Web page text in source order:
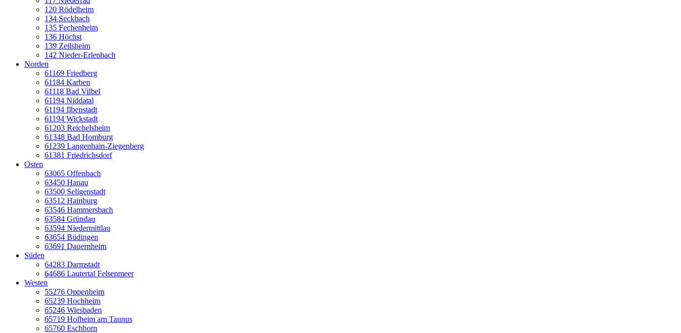
120 Rödelheim
134 Seckbach
135 Fechenheim
136 Höchst
139 Zeilsheim
142 Nieder-Erlenbach
Norden
61169 Friedberg
61184 Karben
61118 Bad Vilbel
61194 Niddatal
61194 Ilbenstadt
61194 Wickstadt
61203 Reichelsheim
61348 Bad Homburg
61239 Langenhain-Ziegenberg
61381 Friedrichsdorf
Osten
63065 Offenbach
63450 Hanau
63500 Seligenstadt
63512 Hainburg
63546 Hammersbach
63584 Gründau
63594 Niedermittlau
63654 Büdingen
63691 Dauernheim
Süden
64283 Darmstadt
64686 Lautertal Felsenmeer
Westen
55276 Oppenheim
65239 Hochheim
65246 Wiesbaden
65719 Hofheim am Taunus
65760 Eschborn